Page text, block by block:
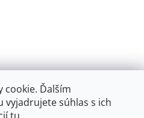
cookie. Ďalším
súhlas s ich